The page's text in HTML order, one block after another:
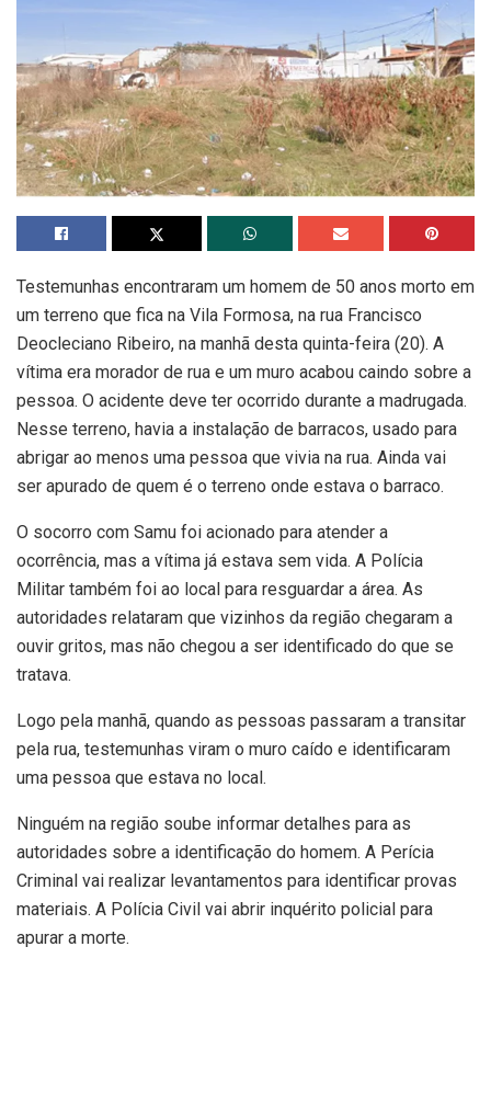
Testemunhas encontraram um homem de 50 anos morto em
um terreno que fica na Vila Formosa, na rua Francisco
Deocleciano Ribeiro, na manhã desta quinta-feira (20). A
vítima era morador de rua e um muro acabou caindo sobre a
pessoa. O acidente deve ter ocorrido durante a madrugada.
Nesse terreno, havia a instalação de barracos, usado para
abrigar ao menos uma pessoa que vivia na rua. Ainda vai
ser apurado de quem é o terreno onde estava o barraco.
O socorro com Samu foi acionado para atender a
ocorrência, mas a vítima já estava sem vida. A Polícia
Militar também foi ao local para resguardar a área. As
autoridades relataram que vizinhos da região chegaram a
ouvir gritos, mas não chegou a ser identificado do que se
tratava.
Logo pela manhã, quando as pessoas passaram a transitar
pela rua, testemunhas viram o muro caído e identificaram
uma pessoa que estava no local.
Ninguém na região soube informar detalhes para as
autoridades sobre a identificação do homem. A Perícia
Criminal vai realizar levantamentos para identificar provas
materiais. A Polícia Civil vai abrir inquérito policial para
apurar a morte.